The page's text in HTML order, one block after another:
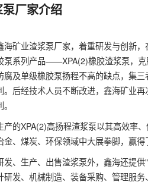
厂家介绍
海矿业渣浆泵厂家，着重研发与创新
泵系列产品——XPA(2)橡胶渣浆泵，
腐及单级橡胶泵扬程不高的缺点，集
。后经技术人员不断改进，鑫海矿业
产的XPA(2)高扬程渣浆泵以其高效率
金、煤炭、环保领域中大展拳脚，赢得
发、生产、出售渣浆泵外，鑫海还提
研发、机械制造、装备采购、管理服